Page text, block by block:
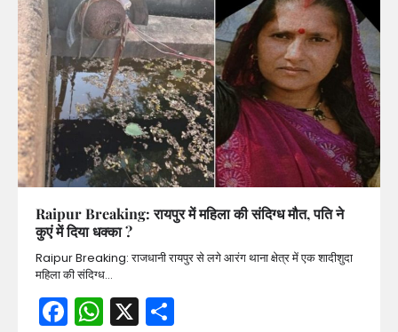
Raipur Breaking: रायपुर में महिला की संदिग्ध मौत, पति ने
कुएं में दिया धक्का ?
Raipur Breaking: राजधानी रायपुर से लगे आरंग थाना क्षेत्र में एक शादीशुदा
महिला की संदिग्ध…
Facebook
WhatsApp
X